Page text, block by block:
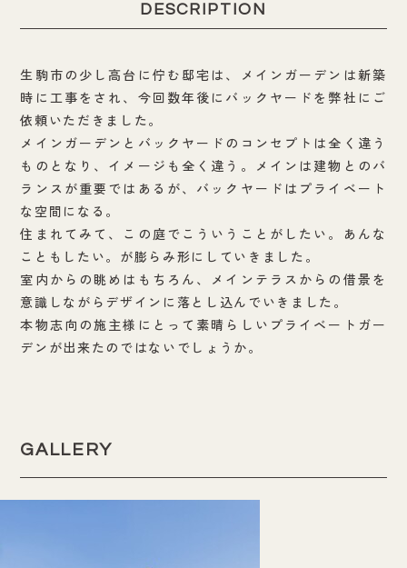
DESCRIPTION
生駒市の少し高台に佇む邸宅は、メインガーデンは新築
時に工事をされ、今回数年後にバックヤードを弊社にご
依頼いただきました。
メインガーデンとバックヤードのコンセプトは全く違う
ものとなり、イメージも全く違う。メインは建物とのバ
ランスが重要ではあるが、バックヤードはプライベート
な空間になる。
住まれてみて、この庭でこういうことがしたい。あんな
こともしたい。が膨らみ形にしていきました。
室内からの眺めはもちろん、メインテラスからの借景を
意識しながらデザインに落とし込んでいきました。
本物志向の施主様にとって素晴らしいプライベートガー
デンが出来たのではないでしょうか。
GALLERY